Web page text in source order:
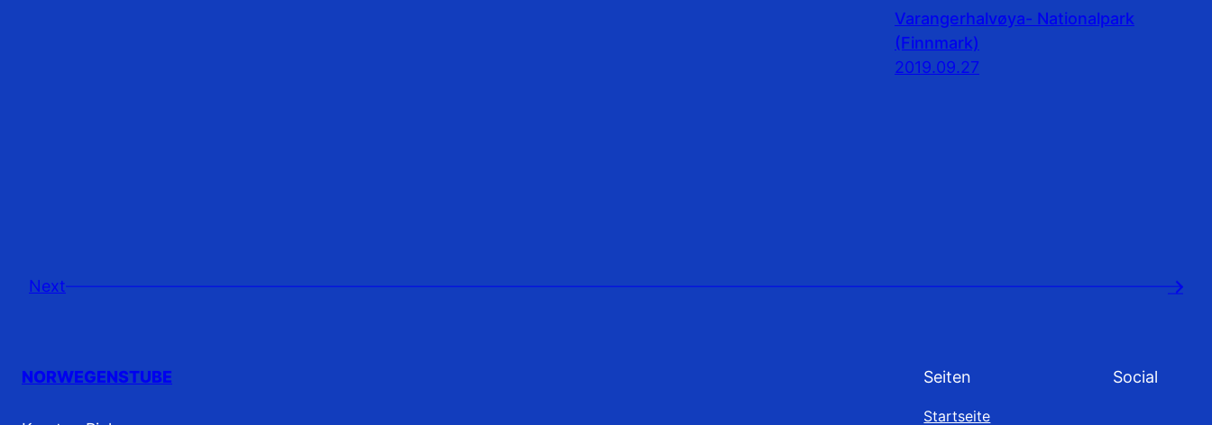
Varangerhalvøya- Nationalpark
(Finnmark)
2019.09.27
Next →
NORWEGENSTUBE Seiten
Startseite
Social